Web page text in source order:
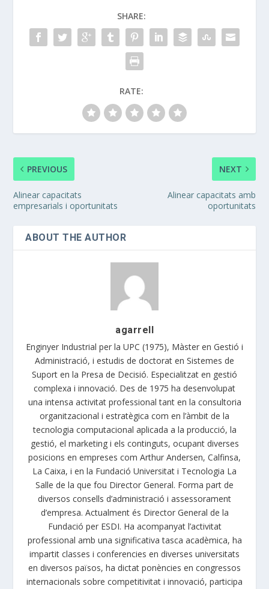
SHARE:
RATE:
PREVIOUS
Alinear capacitats
empresarials i oportunitats
NEXT
Alinear capacitats amb
oportunitats
ABOUT THE AUTHOR
agarrell
Enginyer Industrial per la UPC (1975), Màster en Gestió i
Administració, i estudis de doctorat en Sistemes de
Suport en la Presa de Decisió. Especialitzat en gestió
complexa i innovació. Des de 1975 ha desenvolupat
una intensa activitat professional tant en la consultoria
organitzacional i estratègica com en l’àmbit de la
tecnologia computacional aplicada a la producció, la
gestió, el marketing i els continguts, ocupant diverses
posicions en empreses com Arthur Andersen, Calfinsa,
La Caixa, i en la Fundació Universitat i Tecnologia La
Salle de la que fou Director General. Forma part de
diversos consells d’administració i assessorament
d’empresa. Actualment és Director General de la
Fundació per ESDI. Ha acompanyat l’activitat
professional amb una significativa tasca acadèmica, ha
impartit classes i conferencies en diverses universitats
en diversos països, ha dictat ponències en congressos
internacionals sobre competitivitat i innovació, participa